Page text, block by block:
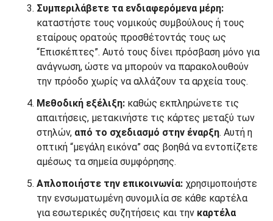
Συμπεριλάβετε τα ενδιαφερόμενα μέρη:
καταστήστε τους νομικούς συμβούλους ή τους
εταίρους ορατούς προσθέτοντάς τους ως
“Επισκέπτες”. Αυτό τους δίνει πρόσβαση μόνο για
ανάγνωση, ώστε να μπορούν να παρακολουθούν
την πρόοδο χωρίς να αλλάζουν τα αρχεία τους.
Μεθοδική εξέλιξη: καθώς εκπληρώνετε τις
απαιτήσεις, μετακινήστε τις κάρτες μεταξύ των
στηλών, από το σχεδιασμό στην έναρξη. Αυτή η
οπτική “μεγάλη εικόνα” σας βοηθά να εντοπίζετε
αμέσως τα σημεία συμφόρησης.
Απλοποιήστε την επικοινωνία: χρησιμοποιήστε
την ενσωματωμένη συνομιλία σε κάθε καρτέλα
για εσωτερικές συζητήσεις και την καρτέλα